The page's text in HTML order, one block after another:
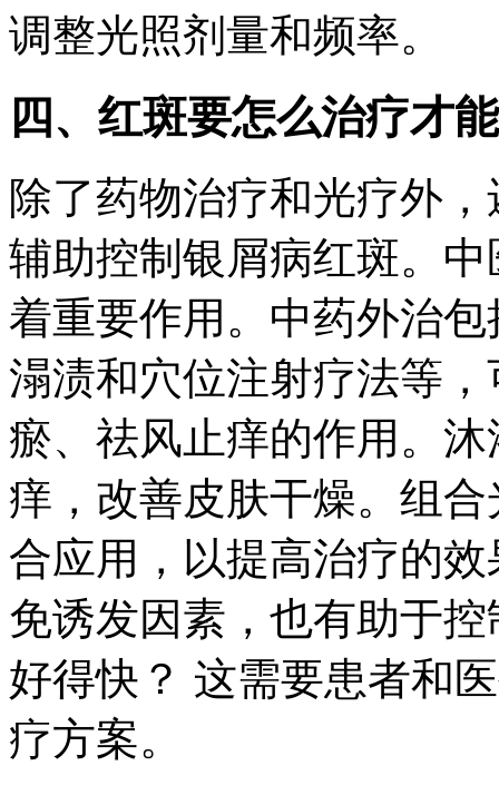
调整光照剂量和频率。
四、红斑要怎么治疗才
除了药物治疗和光疗外
辅助控制银屑病红斑。
着重要作用。中药外治
溻渍和穴位注射疗法等
瘀、祛风止痒的作用。
痒，改善皮肤干燥。组
合应用，以提高治疗的
免诱发因素，也有助于
好得快？ 这需要患者和
疗方案。